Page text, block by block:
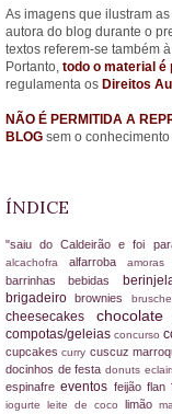
As imagens que ilustram
autora do blog durante o
textos referem-se também
Portanto, todo o material é
regulamenta os Direitos
NÃO É PERMITIDA A
BLOG sem o
ÍNDICE
"saiu do Caldeirão e foi
alcachofra alfarroba amoras
barrinhasbebidas
brigadeirobrownies
cheesecakes
compotas/geleias concurso
cupcakescurry cuscuz
docinhos de festa donuts
espinafreeventos feijãoflan
iogurte leite de coco limão